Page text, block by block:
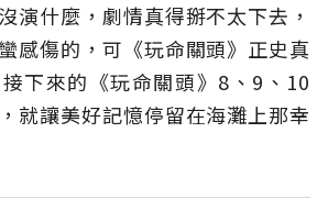
演什麼，劇情真得掰不太下去，
感傷的，可《玩命關頭》正史真
下來的《玩命關頭》8、9、10
就讓美好記憶停留在海灘上那幸